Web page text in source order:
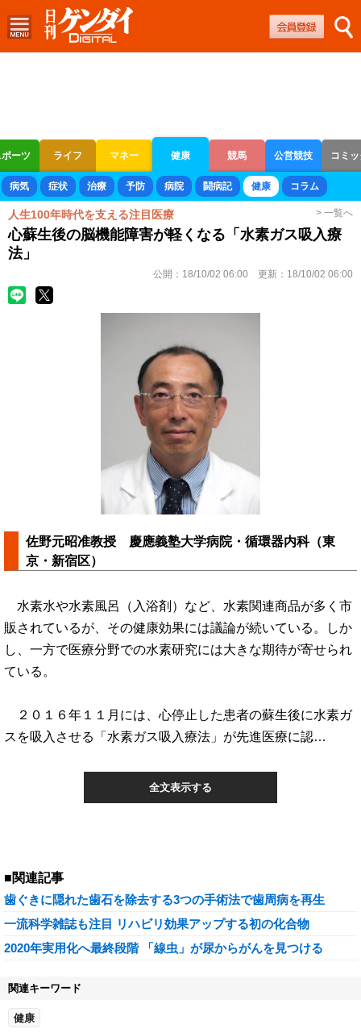
ーツ ライフ マネー 健康 競馬 公営競技 コミ
ボートレース 競輪 オートレース
病気 症状 治療 予防 病院 闘病記 健康 コラム
人生100年時代を支える注目医療 > 一覧へ
心蘇生後の脳機能障害が軽くなる「水素ガス吸入療
法」
公開： 18/10/02 06:00 更新： 18/10/02 06:00
佐野元昭准教授 慶應義塾大学病院・循環器内科（東
京・新宿区）
水素水や水素風呂（入浴剤）など、水素関連商品が多く市
販されているが、その健康効果には議論が続いている。しか
し、一方で医療分野での水素研究には大きな期待が寄せられ
ている。
２０１６年１１月には、心停止した患者の蘇生後に水素ガ
スを吸入させる「水素ガス吸入療法」が先進医療に認…
全文表示する
■関連記事
歯ぐきに隠れた歯石を除去する3つの手術法で歯周病を再生
一流科学雑誌も注目 リハビリ効果アップする初の化合物
2020年実用化へ最終段階 「線虫」が尿からがんを見つける
関連キーワード
健康